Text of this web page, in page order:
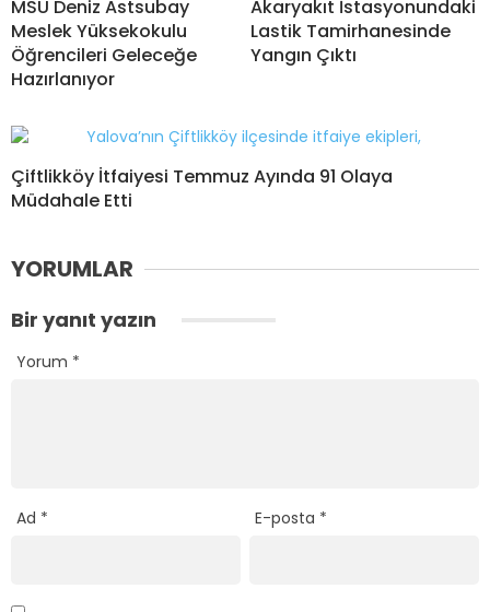
MSÜ Deniz Astsubay
Meslek Yüksekokulu
Öğrencileri Geleceğe
Hazırlanıyor
Akaryakıt İstasyonundaki
Lastik Tamirhanesinde
Yangın Çıktı
Çiftlikköy İtfaiyesi Temmuz Ayında 91 Olaya
Müdahale Etti
YORUMLAR
Bir yanıt yazın
Yorum *
Ad * E-posta *